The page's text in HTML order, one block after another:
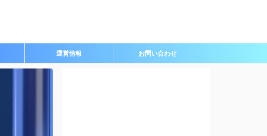
運営情報 お問い合わせ